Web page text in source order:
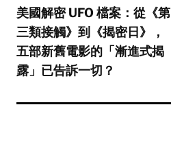
美國解密 UFO 檔案：從《第
三類接觸》到《揭密日》，
五部新舊電影的「漸進式揭
露」已告訴一切？